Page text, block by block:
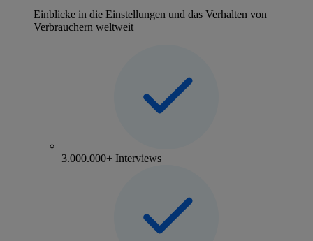
Einblicke in die Einstellungen und das Verhalten von
Verbrauchern weltweit
3.000.000+ Interviews